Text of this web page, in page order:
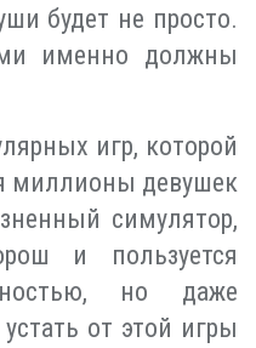
будет не просто.
именно должны
игр, которой
миллионы девушек
симулятор,
и пользуется
но даже
от этой игры